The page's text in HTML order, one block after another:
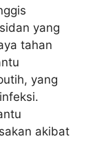
yang
tahan
yang
akibat